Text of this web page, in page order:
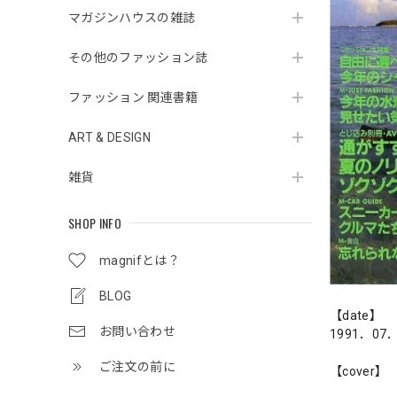
マガジンハウスの雑誌
その他のファッション誌
ファッション 関連書籍
ART & DESIGN
雑貨
SHOP INFO
magnifとは？
BLOG
お問い合わせ
ご注文の前に
【date】
1991．07
【cover】